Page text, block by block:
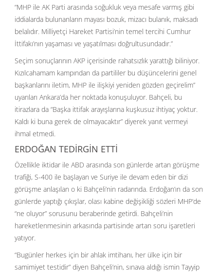
“MHP ile AK Parti arasında soğukluk veya mesafe varmış gibi
iddialarda bulunanların mayası bozuk, mizacı bulanık, maksadı
belalıdır. Milliyetçi Hareket Partisi’nin temel tercihi Cumhur
İttifakı’nın yaşaması ve yaşatılması doğrultusundadır.”
Seçim sonuçlarının AKP içerisinde rahatsızlık yarattığı biliniyor.
Kızılcahamam kampından da partililer bu düşüncelerini genel
başkanlarını iletim, MHP ile ilişkiyi yeniden gözden geçirelim”
uyarıları Ankara’da her noktada konuşuluyor. Bahçeli, bu
itirazlara da “Başka ittifak arayışlarına kuşkusuz ihtiyaç yoktur.
Kaldı ki buna gerek de olmayacaktır” diyerek yanıt vermeyi
ihmal etmedi.
ERDOĞAN TEDİRGİN ETTİ
Özellikle iktidar ile ABD arasında son günlerde artan görüşme
trafiği, S-400 ile başlayan ve Suriye ile devam eden bir dizi
görüşme anlaşılan o ki Bahçeli’nin radarında. Erdoğan’ın da son
günlerde yaptığı çıkışlar, olası kabine değişikliği sözleri MHP’de
“ne oluyor” sorusunu beraberinde getirdi. Bahçeli’nin
hareketlenmesinin arkasında partisinde artan soru işaretleri
yatıyor.
“Bugünler herkes için bir ahlak imtihanı, her ülke için bir
samimiyet testidir” diyen Bahçeli’nin, sınava aldığı ismin Tayyip